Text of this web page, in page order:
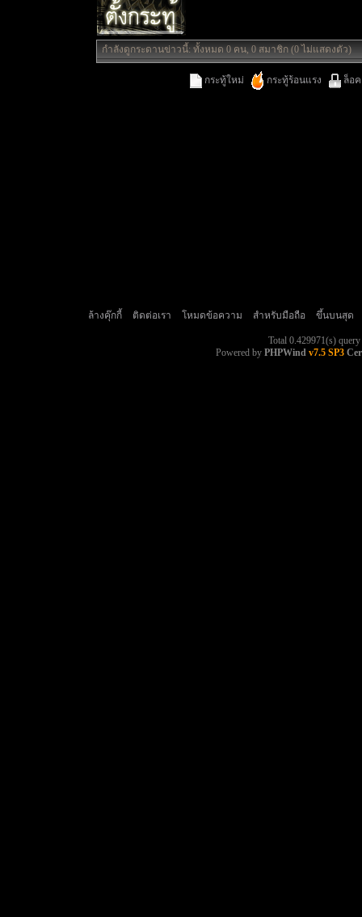
กำลังดูกระดานข่าวนี้: ทั้งหมด 0 คน, 0 สมาชิก (0 ไม่แสดงตัว)
กระทู้ใหม่ กระทู้ร้อนแรง ล็อ
ล้างคุ๊กกี้ ติดต่อเรา โหมดข้อความ สำหรับมือถือ ขึ้นบนสุด
Total 0.429971(s)
Powered by PHPWind v7.5 SP3